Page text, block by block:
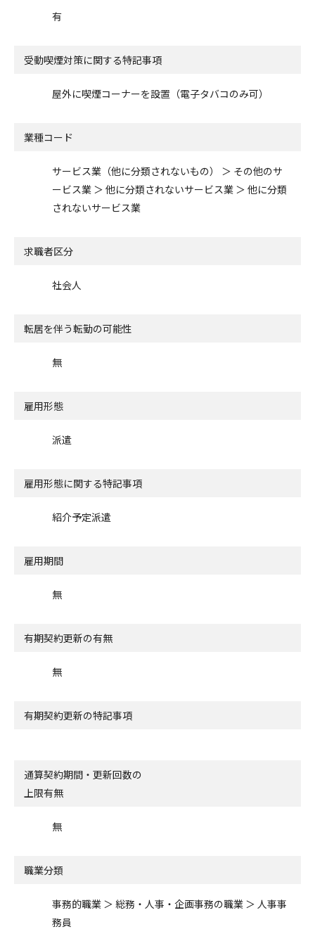
有
受動喫煙対策に関する特記事項
屋外に喫煙コーナーを設置（電子タバコのみ可）
業種コード
サービス業（他に分類されないもの） ＞ その他のサ
ービス業 ＞ 他に分類されないサービス業 ＞ 他に分類
されないサービス業
求職者区分
社会人
転居を伴う転勤の可能性
無
雇用形態
派遣
雇用形態に関する特記事項
紹介予定派遣
雇用期間
無
有期契約更新の有無
無
有期契約更新の特記事項
通算契約期間・更新回数の
上限有無
無
職業分類
事務的職業 ＞ 総務・人事・企画事務の職業 ＞ 人事事
務員